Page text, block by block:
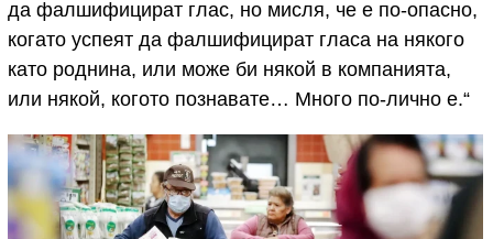
да фалшифицират глас, но мисля, че е по-опасно,
когато успеят да фалшифицират гласа на някого
като роднина, или може би някой в компанията,
или някой, когото познавате… Много по-лично е.“